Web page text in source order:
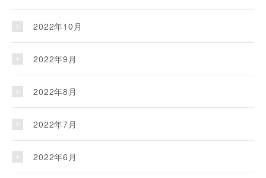
2022年10月
2022年9月
2022年8月
2022年7月
2022年6月